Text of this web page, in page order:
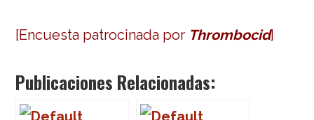
[Encuesta patrocinada por Thrombocid]
Publicaciones Relacionadas: